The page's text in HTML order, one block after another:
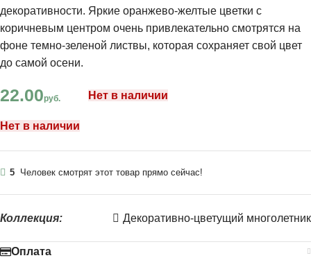
декоративности. Яркие оранжево-желтые цветки с
коричневым центром очень привлекательно смотрятся на
фоне темно-зеленой листвы, которая сохраняет свой цвет
до самой осени.
22.00руб. Нет в наличии
Нет в наличии
5 Человек смотрят этот товар прямо сейчас!
Коллекция: Декоративно-цветущий многолетник
Оплата